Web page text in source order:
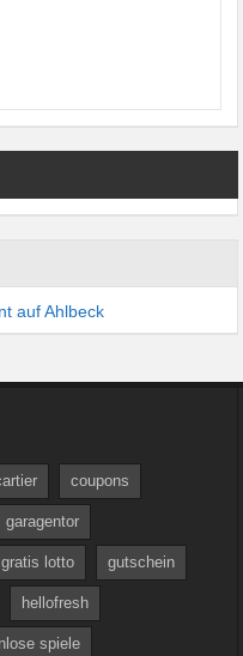
auf Ahlbeck
coupons
garagentor
gratis lotto gutschein
hellofresh
spiele